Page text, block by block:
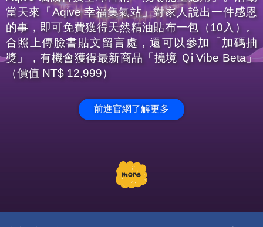
當天來「Aqive 幸福集氣站」對家人說出一件感恩
的事，即可免費獲得天然精油貼布一包（10入）。
合照上傳臉書貼文留言處，還可以參加「加碼抽
獎」，有機會獲得最新商品「撓境 Ｑi Vibe Beta」
（價值 NT$ 12,999）
前進官網了解更多